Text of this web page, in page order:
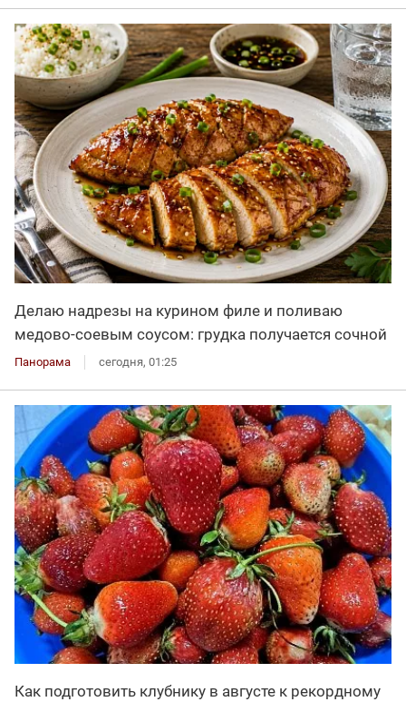
Делаю надрезы на курином филе и поливаю
медово-соевым соусом: грудка получается сочной
Панорама сегодня, 01:25
Как подготовить клубнику в августе к рекордному